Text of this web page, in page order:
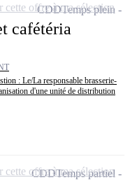
cafétéria
: Le/La responsable brasserie-
d'une unité de distribution
CDDTemps plein
cette offre à ma sélection
CDDTemps partiel
cette offre à ma sélection